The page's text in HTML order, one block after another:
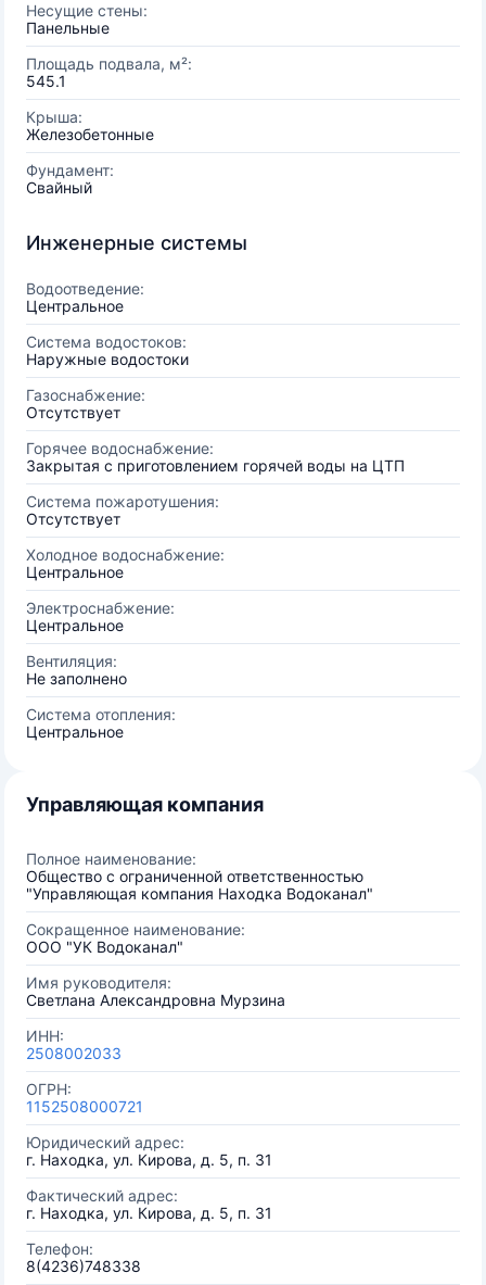
Несущие стены:
Панельные
Площадь подвала, м²:
545.1
Крыша:
Железобетонные
Фундамент:
Свайный
Инженерные системы
Водоотведение:
Центральное
Система водостоков:
Наружные водостоки
Газоснабжение:
Отсутствует
Горячее водоснабжение:
Закрытая с приготовлением горячей воды на ЦТП
Система пожаротушения:
Отсутствует
Холодное водоснабжение:
Центральное
Электроснабжение:
Центральное
Вентиляция:
Не заполнено
Система отопления:
Центральное
Управляющая компания
Полное наименование:
Общество с ограниченной ответственностью
"Управляющая компания Находка Водоканал"
Сокращенное наименование:
ООО "УК Водоканал"
Имя руководителя:
Светлана Александровна Мурзина
ИНН:
2508002033
ОГРН:
1152508000721
Юридический адрес:
г. Находка, ул. Кирова, д. 5, п. 31
Фактический адрес:
г. Находка, ул. Кирова, д. 5, п. 31
Телефон:
8(4236)748338